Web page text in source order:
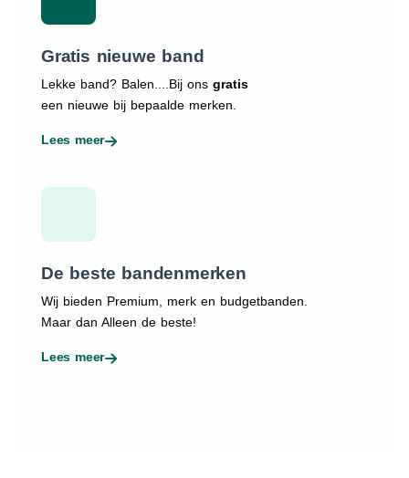
Gratis nieuwe band
Lekke band? Balen....Bij ons gratis
een nieuwe bij bepaalde merken.
Lees meer
De beste bandenmerken
Wij bieden Premium, merk en budgetbanden.
Maar dan Alleen de beste!
Lees meer